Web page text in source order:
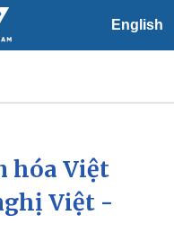
English
hội
24h
báo thời tiết
hóa Việt
Việt -